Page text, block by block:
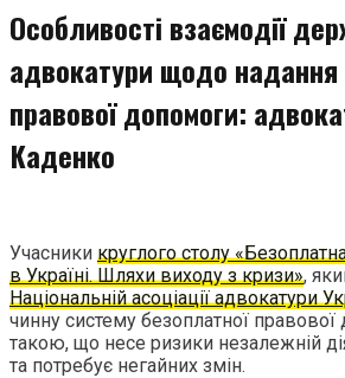
Особливості взаємодії
адвокатури щодо надання
правової допомоги:
Каденко
Учасники круглого столу
в Україні. Шляхи виходу з кризи»,
Національній асоціації адвокатури
чинну систему безоплатної правової
такою, що несе ризики незалежній
та потребує негайних змін.